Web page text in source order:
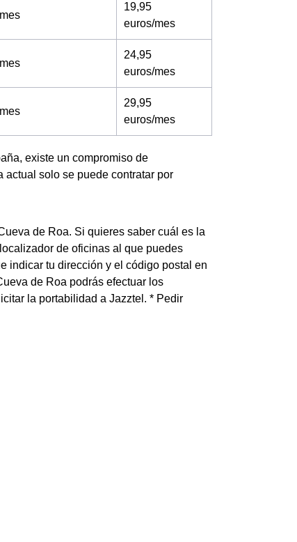
19,95
euros/mes
24,95
euros/mes
29,95
euros/mes
existe un compromiso de
actual solo se puede contratar por
de Roa. Si quieres saber cuál es la
de oficinas al que puedes
indicar tu dirección y el código postal en
de Roa podrás efectuar los
la portabilidad a Jazztel. * Pedir